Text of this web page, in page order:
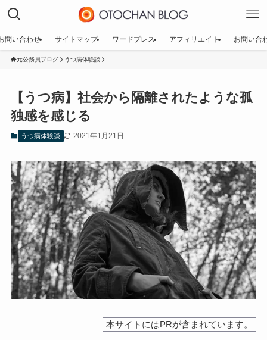
問い合わせ サイトマップ ワードプレス アフィリエイト お問い合
元公務員ブログ うつ病体験談
【うつ病】社会から隔離されたような孤
独感を感じる
うつ病体験談 2021年1月21日
本サイトにはPRが含まれています。